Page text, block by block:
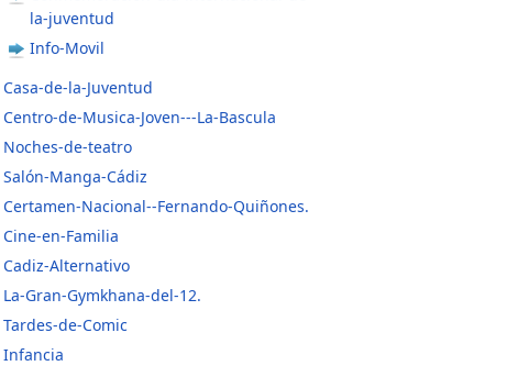
la-juventud
Info-Movil
Casa-de-la-Juventud
Centro-de-Musica-Joven---La-Bascula
Noches-de-teatro
Salón-Manga-Cádiz
Certamen-Nacional--Fernando-Quiñones.
Cine-en-Familia
Cadiz-Alternativo
La-Gran-Gymkhana-del-12.
Tardes-de-Comic
Infancia